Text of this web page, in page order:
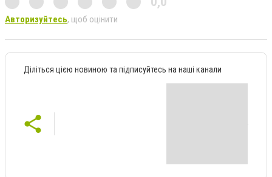
Авторизуйтесь, щоб оцінити
Діліться цією новиною та підписуйтесь на наші канали